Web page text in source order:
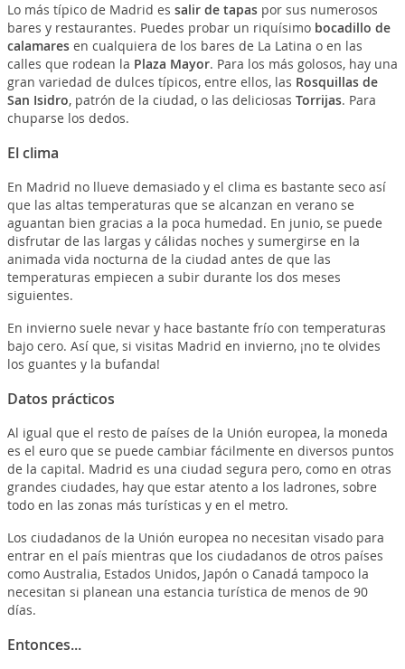
Lo más típico de Madrid es salir de tapaspor sus numerosos
bares y restaurantes. Puedes probar un riquísimo bocadillo de
calamaresen cualquiera de los bares de La Latina o en las
calles que rodean la Plaza Mayor. Para los más golosos, hay una
gran variedad de dulces típicos, entre ellos, las Rosquillas de
San Isidro, patrón de la ciudad, o las deliciosas Torrijas. Para
chuparse los dedos.
El clima
En Madrid no llueve demasiado y el clima es bastante seco así
que las altas temperaturas que se alcanzan en verano se
aguantan bien gracias a la poca humedad. En junio, se puede
disfrutar de las largas y cálidas noches y sumergirse en la
animada vida nocturna de la ciudad antes de que las
temperaturas empiecen a subir durante los dos meses
siguientes.
En invierno suele nevar y hace bastante frío con temperaturas
bajo cero. Así que, si visitas Madrid en invierno, ¡no te olvides
los guantes y la bufanda!
Datos prácticos
Al igual que el resto de países de la Unión europea, la moneda
es el euro que se puede cambiar fácilmente en diversos puntos
de la capital. Madrid es una ciudad segura pero, como en otras
grandes ciudades, hay que estar atento a los ladrones, sobre
todo en las zonas más turísticas y en el metro.
Los ciudadanos de la Unión europea no necesitan visado para
entrar en el país mientras que los ciudadanos de otros países
como Australia, Estados Unidos, Japón o Canadá tampoco la
necesitan si planean una estancia turística de menos de 90
días.
Entonces...